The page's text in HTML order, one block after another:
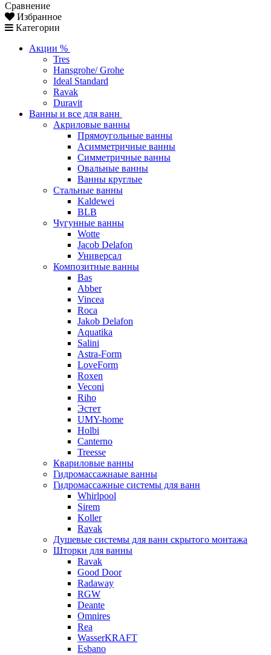
Сравнение
Избранное
Категории
Акции %
Tres
Hansgrohe/ Grohe
Ideal Standard
Ravak
Duravit
Ванны и все для ванн
Акриловые ванны
Прямоугольные ванны
Асимметричные ванны
Симметричные ванны
Овальные ванны
Ванны круглые
Стальные ванны
Kaldewei
BLB
Чугунные ванны
Wotte
Jacob Delafon
Универсал
Композитные ванны
Bas
Abber
Vincea
Roca
Jakob Delafon
Aquatika
Salini
Astra-Form
LoveForm
Roxen
Veconi
Riho
Эстет
UMY-home
Holbi
Canterno
Treesse
Квариловые ванны
Гидромассажнаые ванны
Гидромассажные системы для ванн
Whirlpool
Sirem
Koller
Ravak
Душевые системы для ванн скрытого монтажа
Шторки для ванны
Ravak
Good Door
Radaway
RGW
Deante
Omnires
Rea
WasserKRAFT
Esbano